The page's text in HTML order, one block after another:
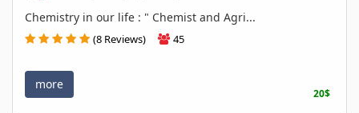
Chemistry in our life : " Chemist and Agri...
(8 Reviews) 45
more
20$